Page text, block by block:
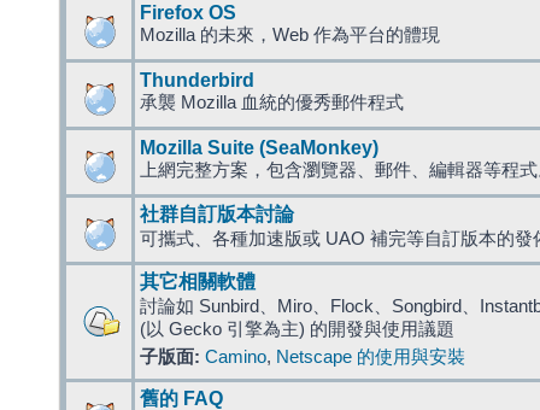
Firefox OS
Mozilla 的未來，Web 作為平台的體現
Thunderbird
承襲 Mozilla 血統的優秀郵件程式
Mozilla Suite (SeaMonkey)
上網完整方案，包含瀏覽器、郵件、編輯器等程
社群自訂版本討論
可攜式、各種加速版或 UAO 補完等自訂版本的發
其它相關軟體
討論如 Sunbird、Miro、Flock、Songbird、
(以 Gecko 引擎為主) 的開發與使用議題
子版面: Camino, Netscape 的使用與安裝
舊的 FAQ